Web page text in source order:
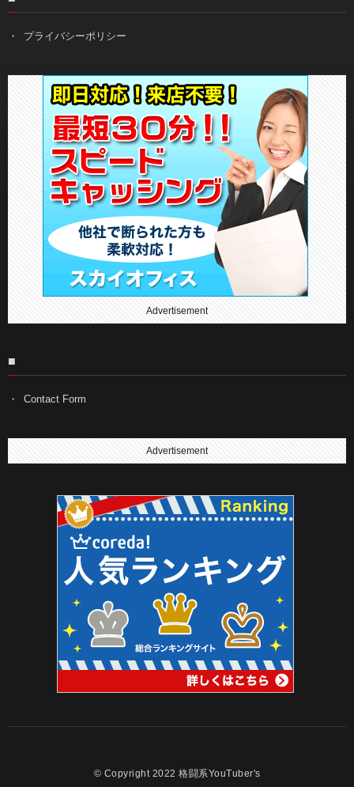
プライバシーポリシー
Advertisement
■
Contact Form
Advertisement
© Copyright 2022 格闘系YouTuber's